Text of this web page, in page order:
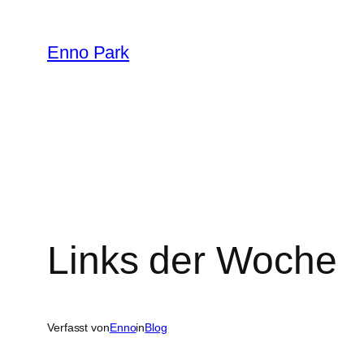
Inhalt
springen
Enno Park
Links der Woche
Verfasst vonEnnoinBlog